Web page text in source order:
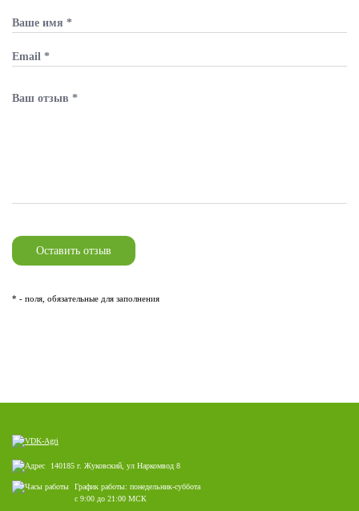
* - поля, обязательные для заполнения
140185 г. Жуковский, ул Наркомвод 8
График работы: понедельник-суббота
с 9:00 до 21:00 МСК